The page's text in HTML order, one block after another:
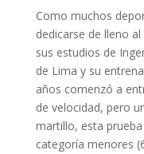
Como muchos
dedicarse de lleno
sus estudios de
de Lima y su
años comenzó a
de velocidad, pero
martillo, esta
categoría menores